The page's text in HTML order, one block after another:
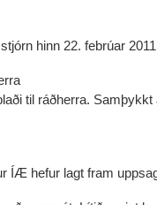
hinn 22. febrúar
til ráðherra.
ÍÆ hefur lagt fram